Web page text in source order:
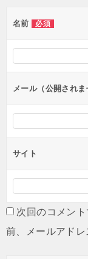
ー
シ
ン
名前 必須
メール（公開されま
サイト
次回のコメン
前、メールアドレ